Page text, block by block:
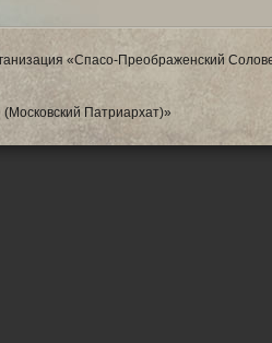
«Спасо-Преображенский
Патриархат)»